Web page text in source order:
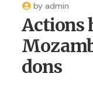
by admin
Actions
dons